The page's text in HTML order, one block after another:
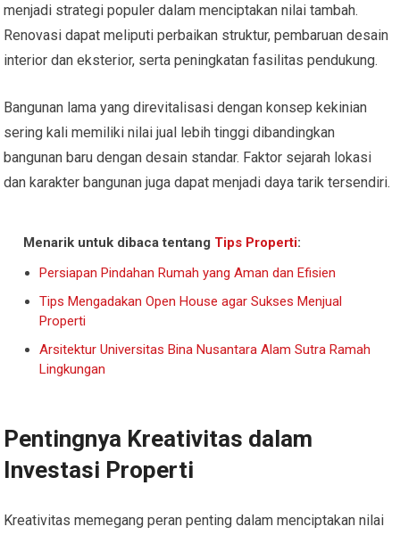
menjadi strategi populer dalam menciptakan nilai tambah.
Renovasi dapat meliputi perbaikan struktur, pembaruan desain
interior dan eksterior, serta peningkatan fasilitas pendukung.
Bangunan lama yang direvitalisasi dengan konsep kekinian
sering kali memiliki nilai jual lebih tinggi dibandingkan
bangunan baru dengan desain standar. Faktor sejarah lokasi
dan karakter bangunan juga dapat menjadi daya tarik tersendiri.
Menarik untuk dibaca tentang Tips Properti:
Persiapan Pindahan Rumah yang Aman dan Efisien
Tips Mengadakan Open House agar Sukses Menjual
Properti
Arsitektur Universitas Bina Nusantara Alam Sutra Ramah
Lingkungan
Pentingnya Kreativitas dalam
Investasi Properti
Kreativitas memegang peran penting dalam menciptakan nilai